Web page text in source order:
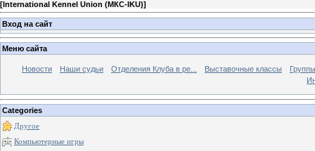
[International Kennel Union (МКС-IKU)]
Вход на сайт
Меню сайта
Новости Наши судьи Отделения Клуба в ре... Выставочные классы
Categories
Другое
Компьютерные игры